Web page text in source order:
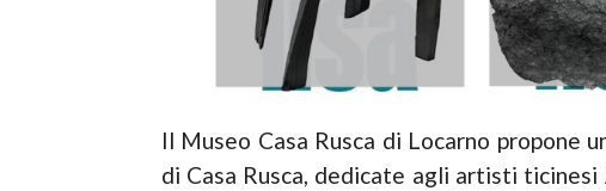
Il Museo Casa Rusca di Locarno propone
di Casa Rusca, dedicate agli artisti ticinesi